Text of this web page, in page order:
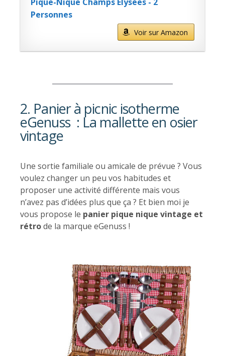
Personnes
Voir sur Amazon
2. Panier à picnic isotherme
eGenuss : La mallette en osier
vintage
Une sortie familiale ou amicale de prévue ? Vous
voulez changer un peu vos habitudes et
proposer une activité différente mais vous
n’avez pas d’idées plus que ça ? Et bien moi je
vous propose le panier pique nique vintage et
rétrode la marque eGenuss !